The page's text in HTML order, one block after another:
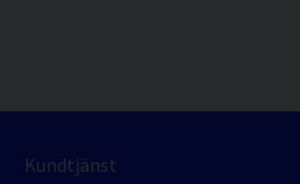
Kundtjänst